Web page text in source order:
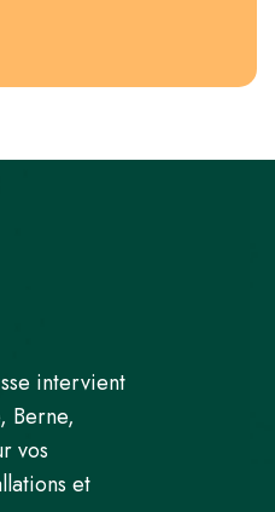
intervient
Berne,
vos
et